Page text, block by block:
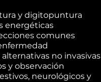
y digitopuntura
energéticas
comunes
no invasivas
y observación
neurológicos y